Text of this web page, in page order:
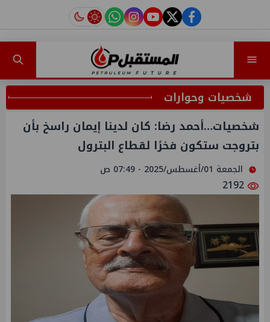
facebook
twitter
youtube
instagram
tiktok
شخصيات وحوارات
شخصيات…أحمد رضا: كان لدينا إيمان راسخ بأن
بتروجت ستكون فخرًا لقطاع البترول
الجمعة 01/أغسطس/2025 - 07:49 ص